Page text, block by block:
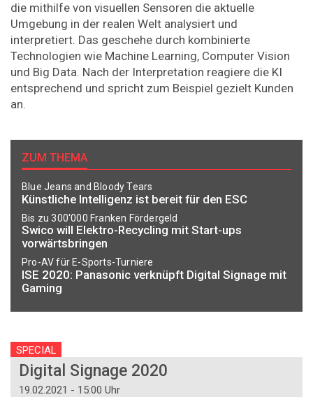
die mithilfe von visuellen Sensoren die aktuelle
Umgebung in der realen Welt analysiert und
interpretiert. Das geschehe durch kombinierte
Technolo­gien wie Machine Learning, Computer Vision
und Big Data. Nach der Interpretation reagiere die KI
entsprechend und spricht zum Beispiel gezielt Kunden
an.
ZUM THEMA
Blue Jeans and Bloody Tears
Künstliche Intelligenz ist bereit für den ESC
Bis zu 300'000 Franken Fördergeld
Swico will Elektro-Recycling mit Start-ups
vorwärtsbringen
Pro-AV für E-Sports-Turniere
ISE 2020: Panasonic verknüpft Digital Signage mit
Gaming
SPECIAL
Digital Signage 2020
19.02.2021 - 15:00 Uhr